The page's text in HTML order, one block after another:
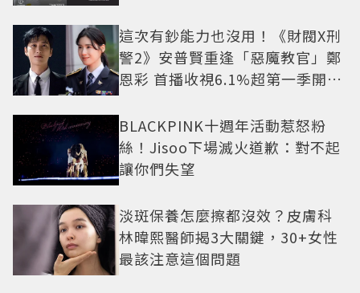
這次有鈔能力也沒用！《財閥X刑
警2》安普賢重逢「惡魔教官」鄭
恩彩 首播收視6.1%超第一季開紅
BLACKPINK十週年活動惹怒粉
絲！Jisoo下場滅火道歉：對不起
讓你們失望
淡斑保養怎麼擦都沒效？皮膚科
林暐熙醫師揭3大關鍵，30+女性
最該注意這個問題